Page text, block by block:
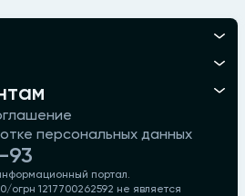
персональных данных
93
портал.
огрн 1217700262592 не является